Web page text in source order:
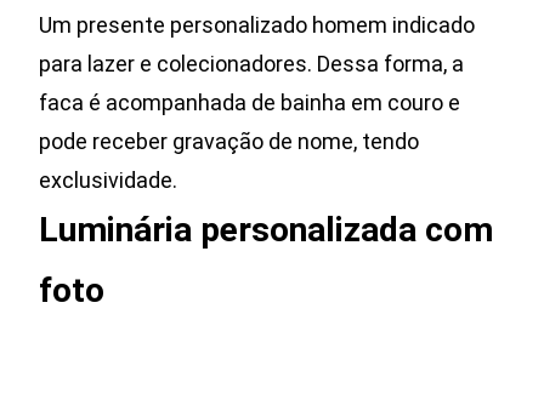
Um presente personalizado homem indicado
para lazer e colecionadores. Dessa forma, a
faca é acompanhada de bainha em couro e
pode receber gravação de nome, tendo
exclusividade.
Luminária personalizada com
foto